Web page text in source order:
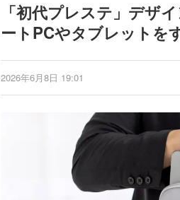
「初代プレステ」デザ
ートPCやタブレットを
2026年6月8日 19:01